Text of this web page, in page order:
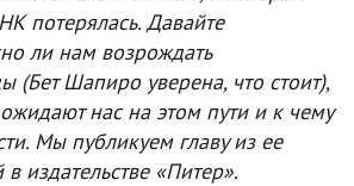
потерялась. Давайте
ли нам возрождать
(Бет Шапиро уверена, что стоит),
нас на этом пути и к чему
Мы публикуем главу из ее
издательстве «Питер».